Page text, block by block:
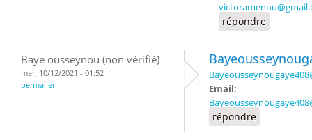
répondre
Baye ousseynou (non vérifié)
mar, 10/12/2021 - 01:52
permalien
Email:
répondre